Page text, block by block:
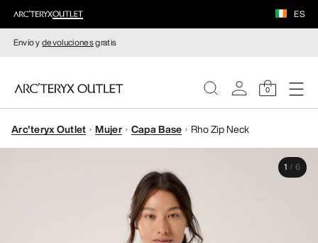
ES
Envío ydevolucionesgratis
0
MUJERE
Arc'teryx Outlet Mujer Capa Base Rho Zip Neck
1 / 6